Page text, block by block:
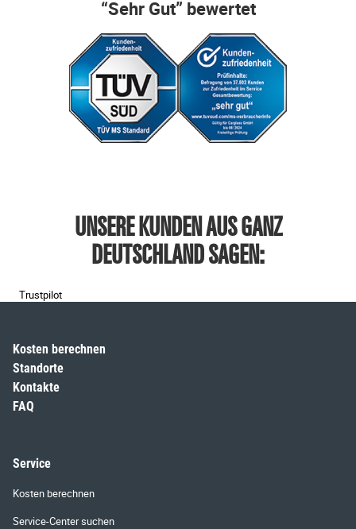
“Sehr Gut” bewertet
UNSERE KUNDEN AUS GANZ
DEUTSCHLAND SAGEN:
Trustpilot
Kosten berechnen
Standorte
Kontakte
FAQ
Service
Kosten berechnen
Service-Center suchen